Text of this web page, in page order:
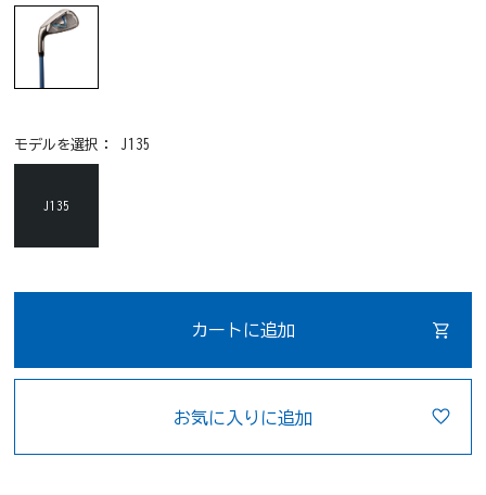
モデルを選択：J135
J135
カートに追加
お気に入りに追加